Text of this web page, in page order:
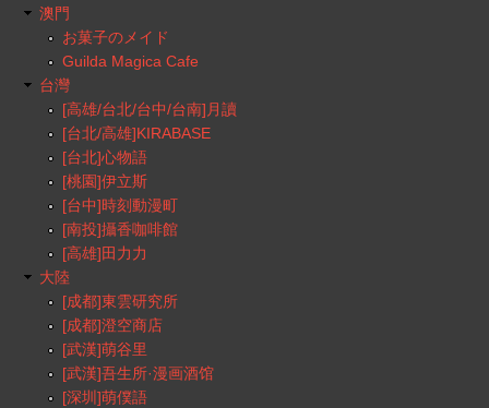
澳門
お菓子のメイド
Guilda Magica Cafe
台灣
[高雄/台北/台中/台南]月讀
[台北/高雄]KIRABASE
[台北]心物語
[桃園]伊立斯
[台中]時刻動漫町
[南投]攝香咖啡館
[高雄]田力力
大陸
[成都]東雲研究所
[成都]澄空商店
[武漢]萌谷里
[武漢]吾生所·漫画酒馆
[深圳]萌僕語